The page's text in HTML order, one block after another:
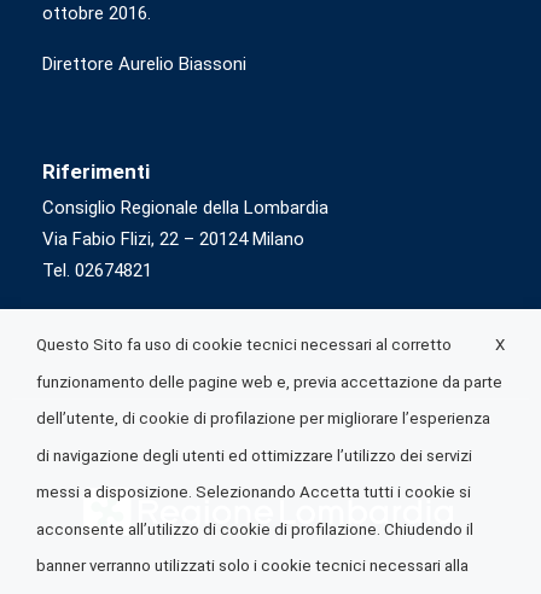
ottobre 2016.
Direttore Aurelio Biassoni
Riferimenti
Consiglio Regionale della Lombardia
Via Fabio Flizi, 22 – 20124 Milano
Tel. 02674821
X
Questo Sito fa uso di cookie tecnici necessari al corretto
funzionamento delle pagine web e, previa accettazione da parte
dell’utente, di cookie di profilazione per migliorare l’esperienza
di navigazione degli utenti ed ottimizzare l’utilizzo dei servizi
messi a disposizione. Selezionando Accetta tutti i cookie si
acconsente all’utilizzo di cookie di profilazione. Chiudendo il
banner verranno utilizzati solo i cookie tecnici necessari alla